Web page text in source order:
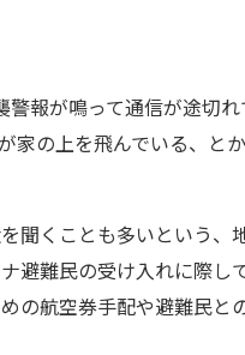
警報が鳴って通信が途切
家の上を飛んでいる、と
聞くことも多いという、
避難民の受け入れに際し
の航空券手配や避難民と